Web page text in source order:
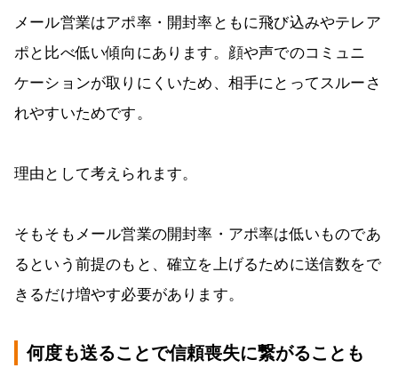
メール営業はアポ率・開封率ともに飛び込みやテレア
ポと比べ低い傾向にあります。顔や声でのコミュニ
ケーションが取りにくいため、相手にとってスルーさ
れやすいためです。
理由として考えられます。
そもそもメール営業の開封率・アポ率は低いものであ
るという前提のもと、確立を上げるために送信数をで
きるだけ増やす必要があります。
何度も送ることで信頼喪失に繋がることも